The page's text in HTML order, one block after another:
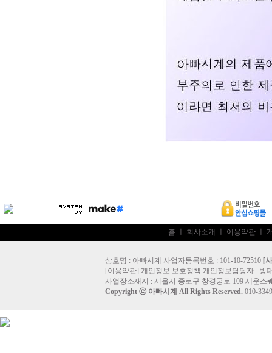
홈 회사소개 이용약관
상호명 : 아빠시계 사업자등록번호 : 101-10-72510 [
[이용약관] 개인정보 보호정책 개인정보담당자 : 방
사업장소재지 : 서울시 종로구 창경궁로 109 세운스
Copyright ⓒ 아빠시계 All Rights Reserved. 010-